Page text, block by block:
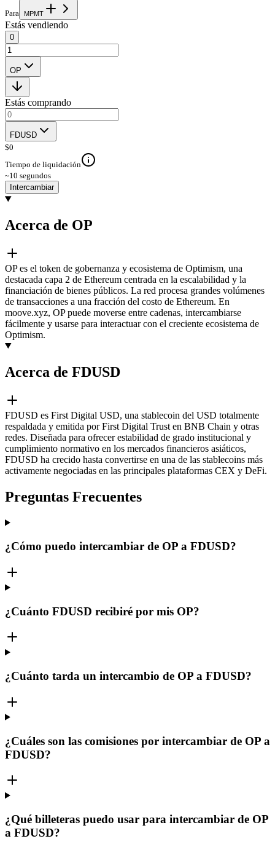
Para MPMT
Estás vendiendo
0
OP
Estás comprando
FDUSD
$0
Tiempo de liquidación
~10 segundos
Intercambiar
Acerca de OP
OP es el token de gobernanza y ecosistema de Optimism, una
destacada capa 2 de Ethereum centrada en la escalabilidad y la
financiación de bienes públicos. La red procesa grandes volúmenes
de transacciones a una fracción del costo de Ethereum. En
moove.xyz, OP puede moverse entre cadenas, intercambiarse
fácilmente y usarse para interactuar con el creciente ecosistema de
Optimism.
Acerca de FDUSD
FDUSD es First Digital USD, una stablecoin del USD totalmente
respaldada y emitida por First Digital Trust en BNB Chain y otras
redes. Diseñada para ofrecer estabilidad de grado institucional y
cumplimiento normativo en los mercados financieros asiáticos,
FDUSD ha crecido hasta convertirse en una de las stablecoins más
activamente negociadas en las principales plataformas CEX y DeFi.
Preguntas Frecuentes
¿Cómo puedo intercambiar de OP a FDUSD?
¿Cuánto FDUSD recibiré por mis OP?
¿Cuánto tarda un intercambio de OP a FDUSD?
¿Cuáles son las comisiones por intercambiar de OP a
FDUSD?
¿Qué billeteras puedo usar para intercambiar de OP
a FDUSD?